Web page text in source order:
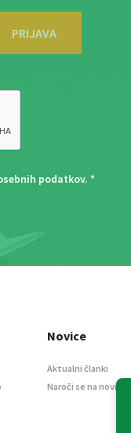
PRIJAVA
podatkov. *
Novice
Aktualni članki
Naroči se na novice